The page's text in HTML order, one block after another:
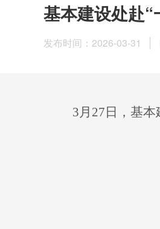
基本建设处赴
发布时间：2026-03-31
3月 27 日，基